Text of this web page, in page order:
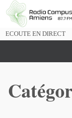
Passer
vers
ECOUTE EN DIRECT